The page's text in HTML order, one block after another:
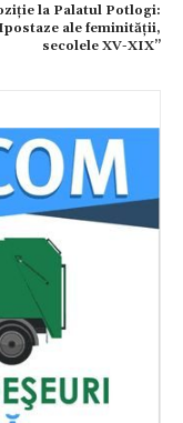
la Palatul Potlogi:
ale feminității,
secolele XV-XIX’’